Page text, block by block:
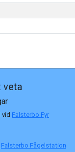
veta
vid Falsterbo Fyr
Falsterbo Fågelstation